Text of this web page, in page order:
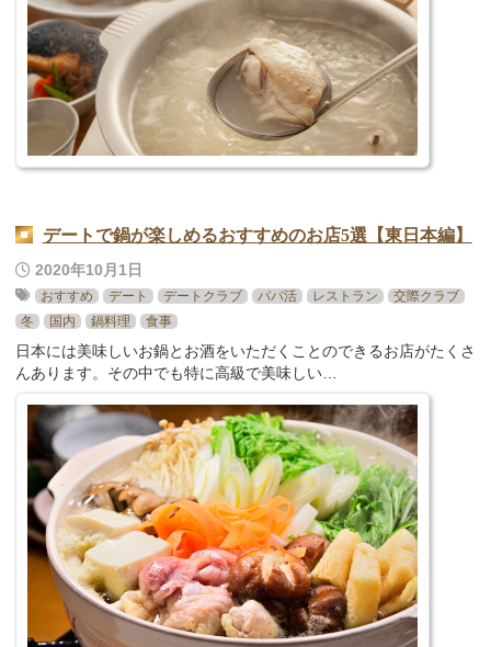
デートで鍋が楽しめるおすすめのお店5選【東日本編】
2020年10月1日
おすすめ デート デートクラブ パパ活 レストラン
交際クラブ
冬
国内 鍋料理 食事
日本には美味しいお鍋とお酒をいただくことのできるお店がたくさ
んあります。その中でも特に高級で美味しい…